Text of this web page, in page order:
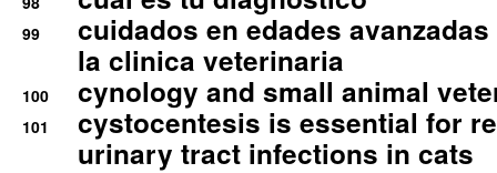
99
cuidados en edades
la clinica veterinaria
100 cynology and small animal
101
cystocentesis is essential for
urinary tract infections in cats